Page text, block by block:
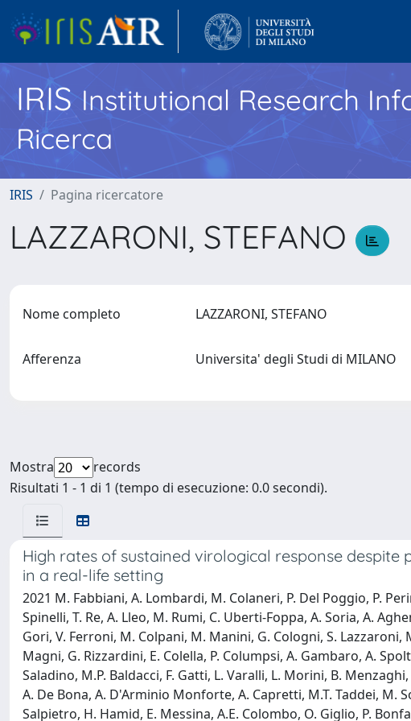
IRISInstitutional Research
Ricerca
IRIS Pagina ricercatore
LAZZARONI, STEFANO
Nome completo LAZZARONI, STEFANO
Afferenza Universita' degli Studi di MILANO
Mostra
records
Risultati 1 - 1 di 1 (tempo di esecuzione: 0.0 secondi).
High rates of sustained virological response
in a real-life setting
2021 M. Fabbiani, A. Lombardi, M. Colaneri, P. Del Poggio, P.
Spinelli, T. Re, A. Lleo, M. Rumi, C. Uberti-Foppa, A. Soria, A.
Gori, V. Ferroni, M. Colpani, M. Manini, G. Cologni, S.
Magni, G. Rizzardini, E. Colella, P. Columpsi, A. Gambaro, A.
Saladino, M.P. Baldacci, F. Gatti, L. Varalli, L. Morini, B.
A. De Bona, A. D'Arminio Monforte, A. Capretti, M.T. Taddei, M.
Salpietro, H. Hamid, E. Messina, A.E. Colombo, O. Giglio, P.